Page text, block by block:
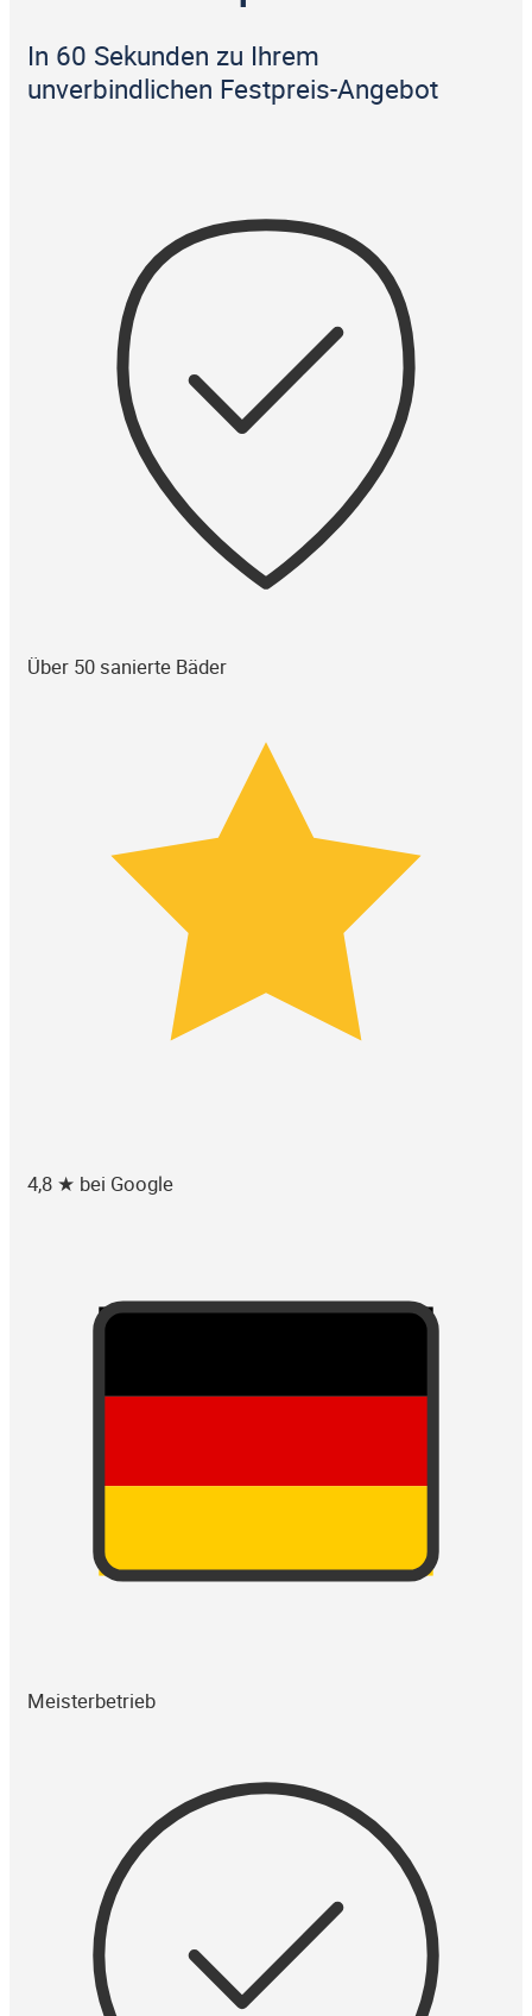
In 60 Sekunden zu Ihrem
unverbindlichen Festpreis-Angebot
Über 50 sanierte Bäder
4,8 ★ bei Google
Meisterbetrieb